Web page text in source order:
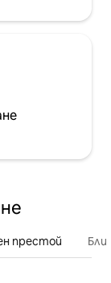
престой